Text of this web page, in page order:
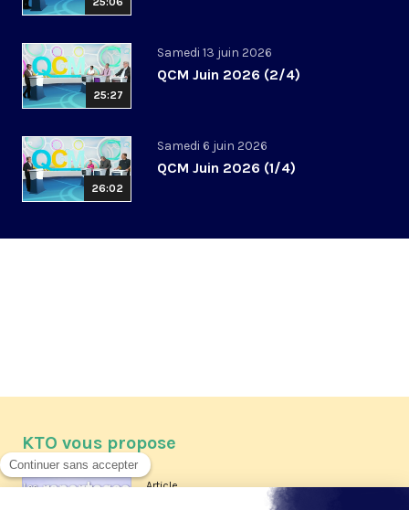
25:27
Samedi 13 juin 2026
QCM Juin 2026 (2/4)
26:02
Samedi 6 juin 2026
QCM Juin 2026 (1/4)
KTO vous propose
Article
Les reportages d'été 2026 de KTO